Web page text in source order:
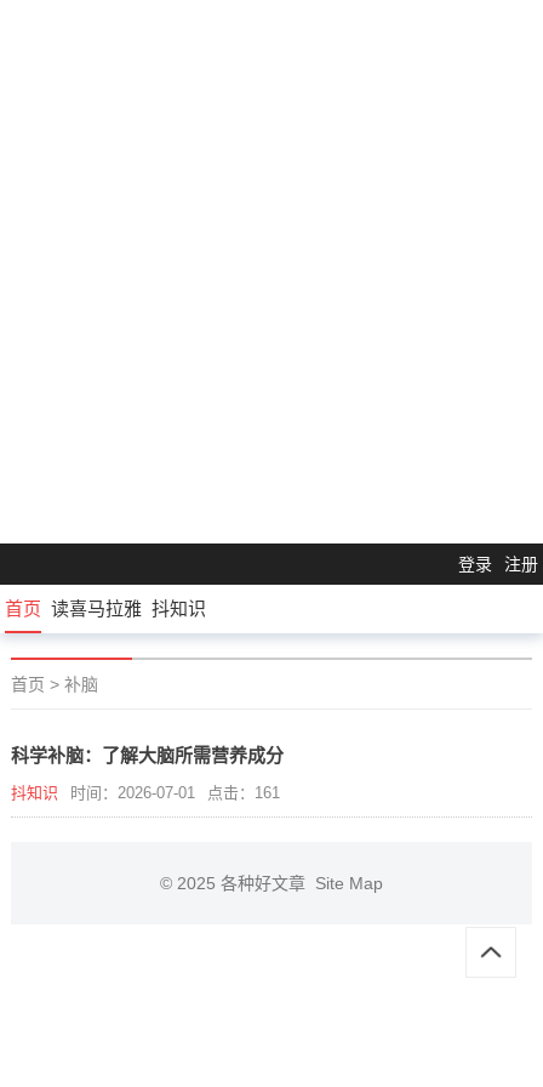
登录 注册
首页 读喜马拉雅 抖知识
首页 > 补脑
科学补脑：了解大脑所需营养成分
抖知识 时间：2026-07-01 点击：161
© 2025 各种好文章 Site Map